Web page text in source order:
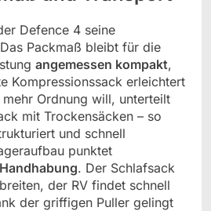
Defence 4 seine
Packmaß bleibt für die
angemessen kompakt,
Kompressionssack erleichtert
Ordnung will, unterteilt
mit Trockensäcken – so
und schnell
punktet
. Der Schlafsack
der RV findet schnell
der griffigen Puller gelingt